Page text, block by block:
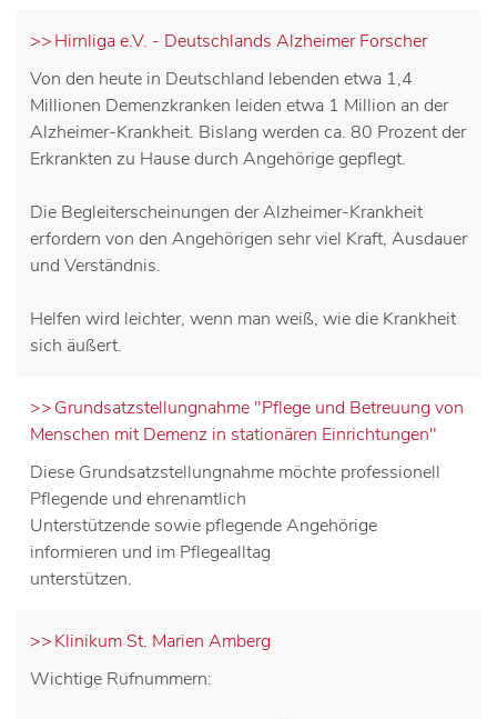
Hirnliga e.V. - Deutschlands Alzheimer Forscher
Von den heute in Deutschland lebenden etwa 1,4
Millionen Demenzkranken leiden etwa 1 Million an der
Alzheimer-Krankheit. Bislang werden ca. 80 Prozent der
Erkrankten zu Hause durch Angehörige gepflegt.
Die Begleiterscheinungen der Alzheimer-Krankheit
erfordern von den Angehörigen sehr viel Kraft, Ausdauer
und Verständnis.
Helfen wird leichter, wenn man weiß, wie die Krankheit
sich äußert.
Grundsatzstellungnahme "Pflege und Betreuung von
Menschen mit Demenz in stationären Einrichtungen"
Diese Grundsatzstellungnahme möchte professionell
Pflegende und ehrenamtlich
Unterstützende sowie pflegende Angehörige
informieren und im Pflegealltag
unterstützen.
Klinikum St. Marien Amberg
Wichtige Rufnummern: